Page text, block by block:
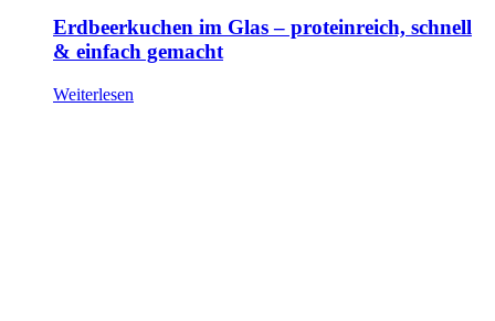
Erdbeerkuchen im Glas – proteinreich, schnell
& einfach gemacht
Weiterlesen